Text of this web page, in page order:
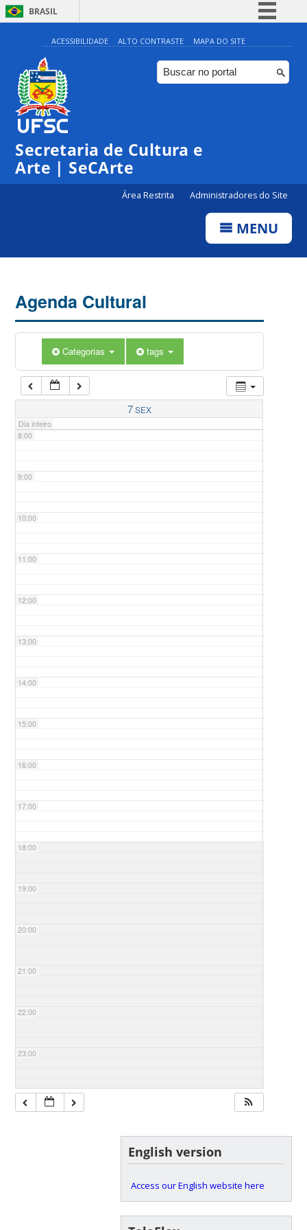
BRASIL
Simplifique!
Comunica BR
Participe
ACESSIBILIDADE ALTO CONTRASTE MAPA DO SITE
Secretaria de Cultura e
Arte | SeCArte
Área Restrita Administradores do Site
MENU
Agenda Cultural
Categorias tags
7SEX
Dia inteiro
0:00
1:00
5:00
7:00
8:00
9:00
10:00
11:00
12:00
13:00
14:00
15:00
16:00
17:00
18:00
19:00
20:00
21:00
22:00
23:00
English version
Access our English website here